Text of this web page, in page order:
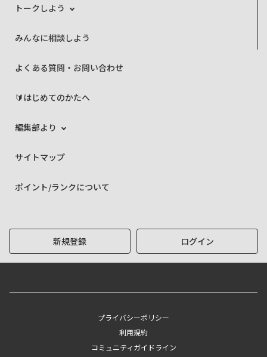
トークしよう
みんなに相談しよう
よくある質問・お問い合わせ
🔰はじめてのかたへ
編集部より
サイトマップ
ポイント/ランクについて
新規登録 ログイン
プライバシーポリシー
利用規約
コミュニティガイドライン